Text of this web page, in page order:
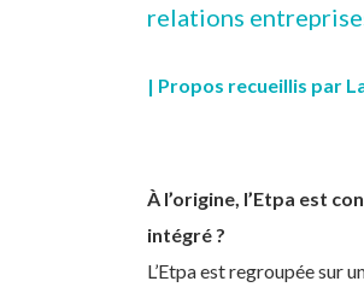
relations
| Propos recueillis par
À l’origine, l’Etpa est
intégré ?
L’Etpa est regroupée sur